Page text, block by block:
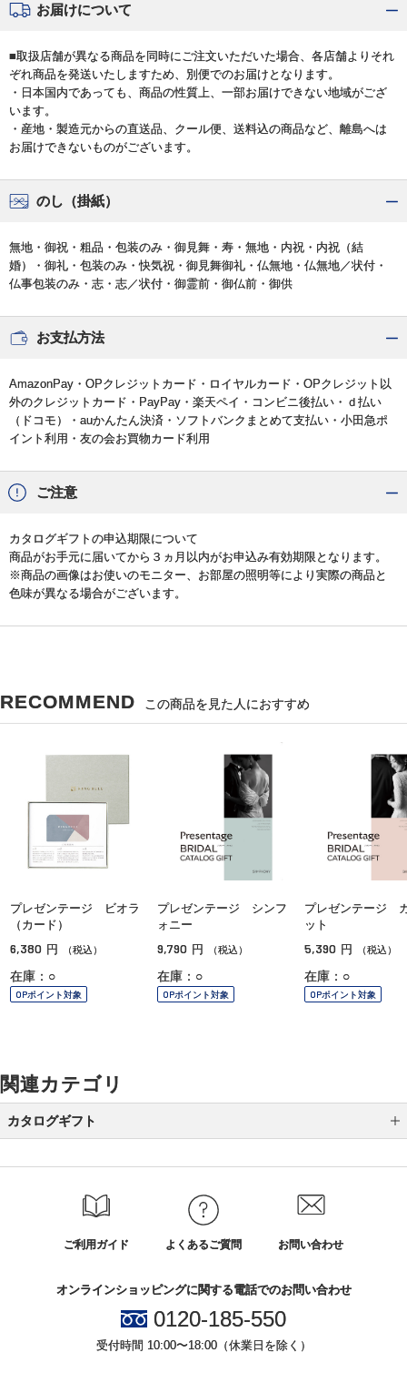
お届けについて
■取扱店舗が異なる商品を同時にご注文いただいた場合、各店舗よりそれ
ぞれ商品を発送いたしますため、別便でのお届けとなります。
・日本国内であっても、商品の性質上、一部お届けできない地域がござ
います。
・産地・製造元からの直送品、クール便、送料込の商品など、離島へは
お届けできないものがございます。
のし（掛紙）
無地・御祝・粗品・包装のみ・御見舞・寿・無地・内祝・内祝（結
婚）・御礼・包装のみ・快気祝・御見舞御礼・仏無地・仏無地／状付・
仏事包装のみ・志・志／状付・御霊前・御仏前・御供
お支払方法
AmazonPay・OPクレジットカード・ロイヤルカード・OPクレジット以
外のクレジットカード・PayPay・楽天ペイ・コンビニ後払い・ｄ払い
（ドコモ）・auかんたん決済・ソフトバンクまとめて支払い・小田急ポ
イント利用・友の会お買物カード利用
ご注意
カタログギフトの申込期限について
商品がお手元に届いてから３ヵ月以内がお申込み有効期限となります。
※商品の画像はお使いのモニター、お部屋の照明等により実際の商品と
色味が異なる場合がございます。
RECOMMEND この商品を見た人におすすめ
プレゼンテージ ビオラ
（カード）
6,380 円 （税込）
在庫：○
OPポイント対象
プレゼンテージ シンフ
ォニー
9,790 円 （税込）
在庫：○
OPポイント対象
プレゼンテージ
ット
5,390 円 （税込）
在庫：○
OPポイント対象
関連カテゴリ
カタログギフト
アルバム式 カタログギフト
ｅ－ｏｒｄｅｒｃｈｏｉｃｅ Ｗｅｄｄｉｎｇ ３
ビームス デザイン カタログギフト
ご利用ガイド よくあるご質問 お問い合わせ
オンラインショッピングに関する電話でのお問い合わせ
0120-185-550
受付時間 10:00〜18:00（休業日を除く）